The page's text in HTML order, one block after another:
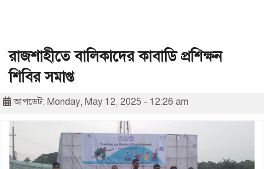
রাজশাহীতে বালিকাদের কাবাডি প্রশিক্ষন
শিবির সমাপ্ত
আপডেট: Monday, May 12, 2025 - 12:26 am